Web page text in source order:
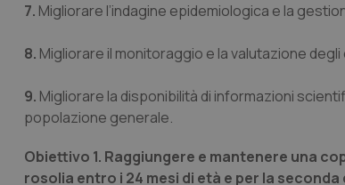
7. Migliorare l’indagine epidemiologica e la
8. Migliorare il monitoraggio e la valutazione
9. Migliorare la disponibilità di informazioni
popolazione generale.
Obiettivo 1. Raggiungere e mantenere una
rosolia entro i 24 mesi di età e per la seconda